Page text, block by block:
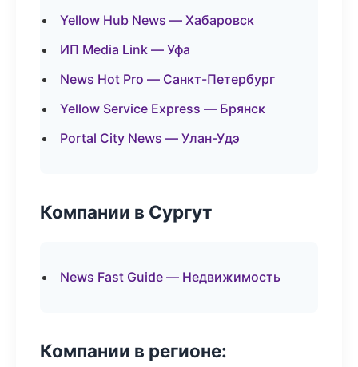
Yellow Hub News — Хабаровск
ИП Media Link — Уфа
News Hot Pro — Санкт-Петербург
Yellow Service Express — Брянск
Portal City News — Улан-Удэ
Компании в Сургут
News Fast Guide — Недвижимость
Компании в регионе: